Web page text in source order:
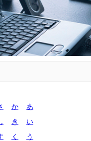
か
あ
き
い
く
う